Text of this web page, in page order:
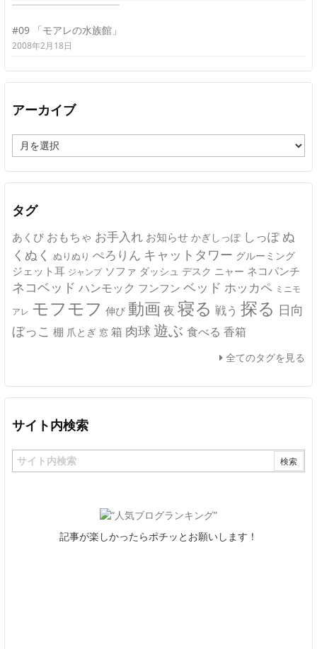
#09 「モアレの水族館」
2008年2月18日
アーカイブ
ー
カ
イ
タグ
あくび おもちゃ お手入れ お知らせ かぎしっぽ しっぽ ぬ
くぬく ぬりぬり ぺろりん キャットタワー グルーミング
ジェット耳 ジャンプ ソファ ダッシュ デスク ニャー ネコパンチ
ネコベッド ハンモック フンフン ベッド ホッカペ ミニモ
アレ モフモフ 伸び 動画 夜 寝る 戦う 探る 日向
ぼっこ 棚 爪とぎ 窓 箱 肉球 遊ぶ 食べる 香箱
全てのタグを見る
サイト内検索
記事が楽しかったらポチッとお願いします！